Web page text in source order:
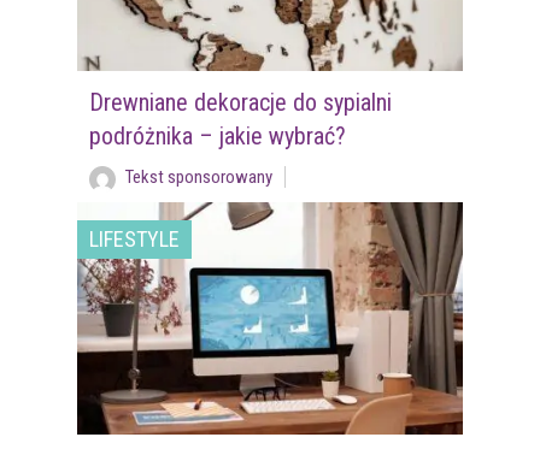
Drewniane dekoracje do sypialni
podróżnika – jakie wybrać?
Tekst sponsorowany
LIFESTYLE